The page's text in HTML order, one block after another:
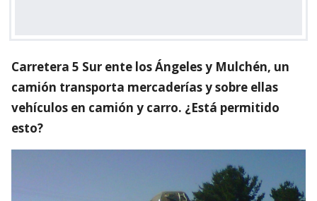
Carretera 5 Sur ente los Ángeles y Mulchén, un
camión transporta mercaderías y sobre ellas
vehículos en camión y carro. ¿Está permitido
esto?